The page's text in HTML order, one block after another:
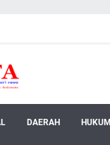
DAERAH HUKUM